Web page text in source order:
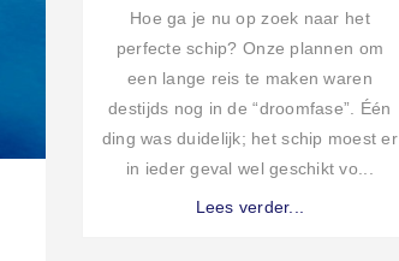
Hoe ga je nu op zoek naar het
perfecte schip? Onze plannen om
een lange reis te maken waren
destijds nog in de “droomfase”. Één
ding was duidelijk; het schip moest er
in ieder geval wel geschikt vo...
Lees verder...